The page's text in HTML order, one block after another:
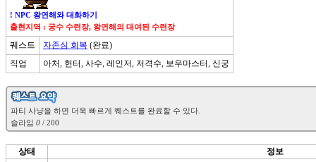
! NPC 왕연해와 대화하기
출현지역 : 궁수 수련장, 왕연해의 대여된 수련장
퀘스트 자존심 회복 (완료)
직업
아처, 헌터, 사수, 레인저, 저격수, 보우마스터, 신궁
슬라임 0
상태
정보